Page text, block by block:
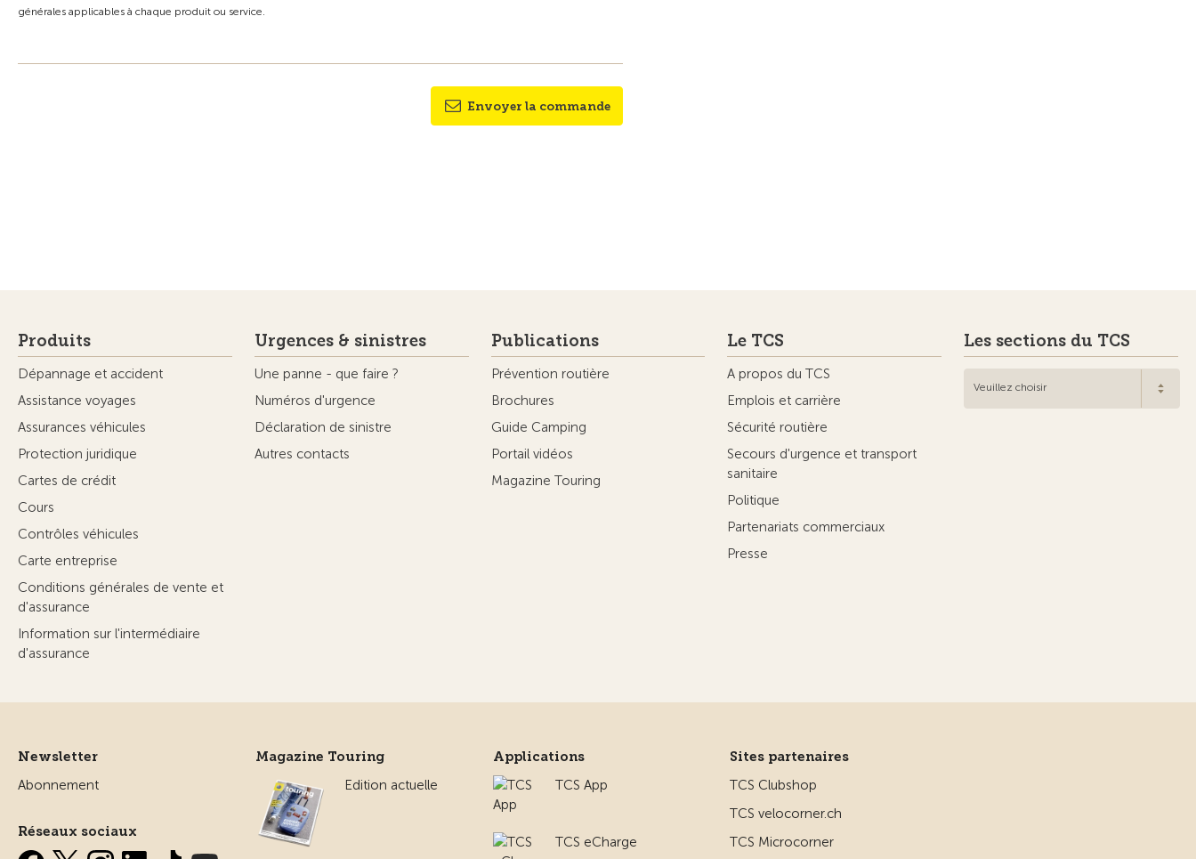
générales applicables à chaque produit ou service.
Envoyer la commande
Produits
Dépannage et accident
Assistance voyages
Assurances véhicules
Protection juridique
Cartes de crédit
Cours
Contrôles véhicules
Carte entreprise
Conditions générales de vente et
d'assurance
Information sur l'intermédiaire
d'assurance
Urgences & sinistres
Une panne - que faire ?
Numéros d'urgence
Déclaration de sinistre
Autres contacts
Publications
Prévention routière
Brochures
Guide Camping
Portail vidéos
Magazine Touring
Le TCS
A propos du TCS
Emplois et carrière
Sécurité routière
Secours d'urgence et transport
sanitaire
Politique
Partenariats commerciaux
Presse
Les sections du TCS
Veuillez choisir
Newsletter
Abonnement
Réseaux sociaux
Magazine Touring
Edition actuelle
Applications
TCS App
TCS eCharge
Sites partenaires
TCS Clubshop
TCS velocorner.ch
TCS Microcorner